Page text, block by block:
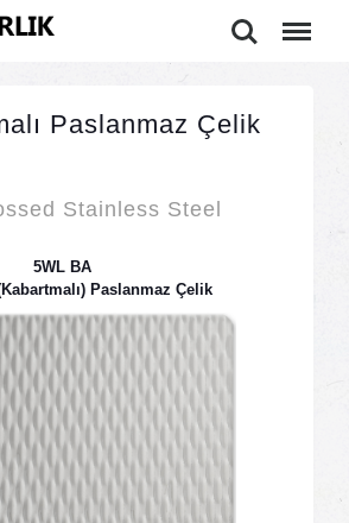
Ara Menu
Paslanmaz Çelik
Stainless Steel
5WL BA
Paslanmaz Çelik